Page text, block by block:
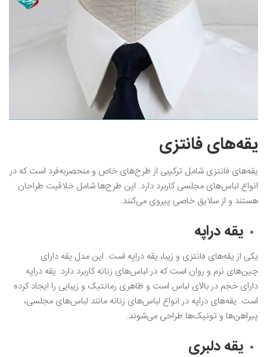
یقه‌های فانتزی
یقه‌های فانتزی شامل ترکیبی از طرح‌های خاص و منحصربه‌فرد است که در
انواع لباس‌های مجلسی کاربرد دارد. این طرح‌ها شامل خلاقیت طراحان
هستند و از سلایق خاصی پیروی می‌کنند.
یقه دراپه
یکی از یقه‌های فانتزی و زیبا، یقه دراپه است. این مدل یقه دارای
چین‌های نرم و روان است که در لباس‌های زنانه کاربرد دارد. یقه دراپه
دارای حجم در بالای لباس است و ظاهری رمانتیک و زیبایی را ایجاد کرده
است. یقه‌های دراپه در انواع لباس‌های زنانه مانند لباس‌های مجلسی،
پیراهن‌ها و تونیک‌ها طراحی می‌شوند.
یقه دلبری